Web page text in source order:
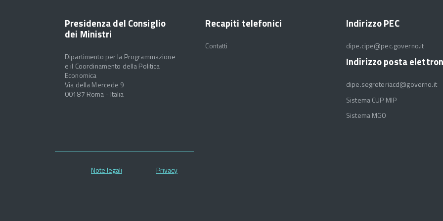
Presidenza del Consiglio
dei Ministri
Dipartimento per la Programmazione
e il Coordinamento della Politica
Economica
Via della Mercede 9
00187 Roma - Italia
Recapiti telefonici
Contatti
Indirizzo PEC
dipe.cipe@pec.governo.it
Indirizzo posta
dipe.segreteriacd@governo.it
Sistema CUP MIP
Sistema MGO
Note legali Privacy